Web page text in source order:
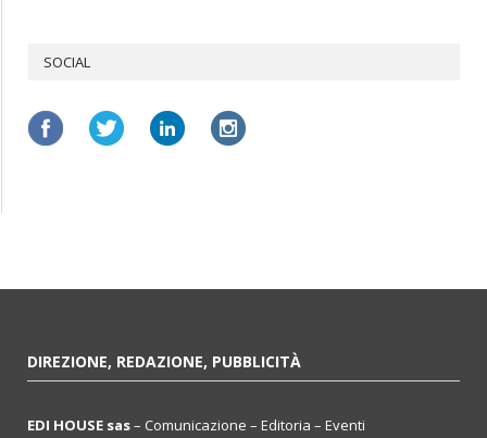
SOCIAL
DIREZIONE, REDAZIONE, PUBBLICITÀ
EDI HOUSE sas– Comunicazione – Editoria – Eventi